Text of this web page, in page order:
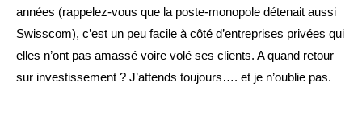
années (rappelez-vous que la poste-monopole détenait aussi
Swisscom), c’est un peu facile à côté d’entreprises privées qui
elles n’ont pas amassé voire volé ses clients. A quand retour
sur investissement ? J’attends toujours…. et je n’oublie pas.